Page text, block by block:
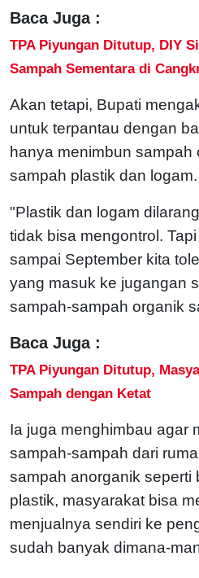
Baca Juga :
TPA Piyungan Ditutup, DIY
Sampah Sementara di
Akan tetapi, Bupati
untuk terpantau dengan
hanya menimbun sampah
sampah plastik dan logam.
"Plastik dan logam
tidak bisa mengontrol. Tapi
sampai September kita
yang masuk ke jugangan
sampah-sampah organik
Baca Juga :
TPA Piyungan Ditutup,
Sampah dengan Ketat
Ia juga menghimbau agar
sampah-sampah dari
sampah anorganik seperti
plastik, masyarakat bisa
menjualnya sendiri ke
sudah banyak dimana-